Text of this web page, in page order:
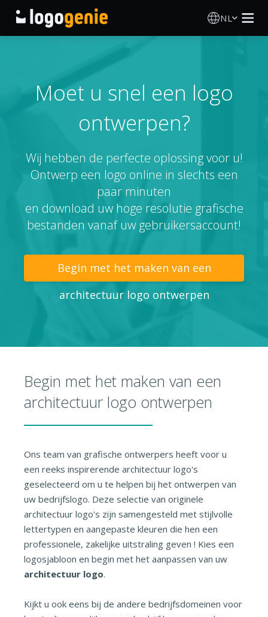
NL
AI logogenerator
Logo-ideeën
Gedrukte producten
Over
Blog
INLOGGEN
Moet u snel een logo
ontwerpen?
Wij hebben de perfecte oplossing voor u!
Ontwerp een logo online in slechts een
paar minuten
en download uw hoge resolutie grafische
bestanden vanaf uw gebruikersaccount!
Begin met het maken van een
architectuur logo ontwerpen
Begin met het maken van een
architectuur logo ontwerpen
Ons team van grafische ontwerpers heeft voor u
een reeks inspirerende architectuur logo's
geselecteerd om u te helpen bij het ontwerpen van
uw bedrijfslogo. Deze selectie van originele
architectuur logo's zijn samengesteld met stijlvolle
lettertypen en aangepaste kleuren die hen een
professionele, zakelijke uitstraling geven ! Kies een
logosjabloon en begin met het aanpassen van uw
architectuur logo.
Kijkt u ook eens bij de andere bedrijfsdomeinen voor